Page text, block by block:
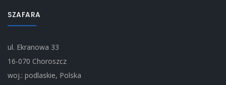
SZAFARA
ul. Ekranowa 33
16-070 Choroszcz
woj.: podlaskie, Polska